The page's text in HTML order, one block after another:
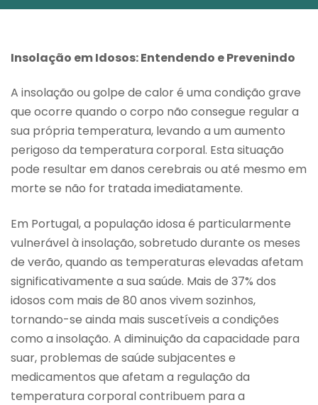
Insolação em Idosos: Entendendo e Prevenindo
A insolação ou golpe de calor é uma condição grave
que ocorre quando o corpo não consegue regular a
sua própria temperatura, levando a um aumento
perigoso da temperatura corporal. Esta situação
pode resultar em danos cerebrais ou até mesmo em
morte se não for tratada imediatamente.
Em Portugal, a população idosa é particularmente
vulnerável à insolação, sobretudo durante os meses
de verão, quando as temperaturas elevadas afetam
significativamente a sua saúde. Mais de 37% dos
idosos com mais de 80 anos vivem sozinhos,
tornando-se ainda mais suscetíveis a condições
como a insolação. A diminuição da capacidade para
suar, problemas de saúde subjacentes e
medicamentos que afetam a regulação da
temperatura corporal contribuem para a